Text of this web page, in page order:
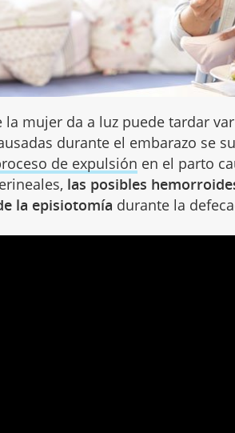
la mujer da a luz puede tardar
durante el embarazo se
de expulsión en el parto
las posibles
la episiotomía durante la